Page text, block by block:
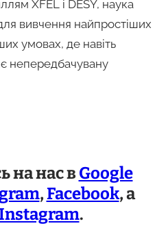
XFEL і DESY, наука
вивчення найпростіших
умовах, де навіть
непередбачувану
на нас вGoogle
,Facebook, а
.